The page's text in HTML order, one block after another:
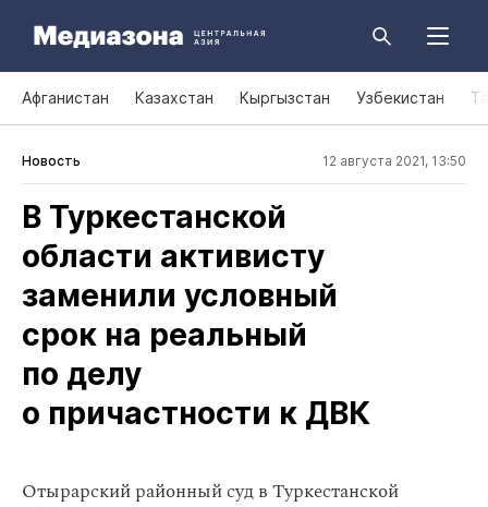
Афганистан Казахстан Кыргызстан Узбекистан
Новость 12 августа 2021, 13:50
В Туркестанской
области активисту
заменили условный
срок на реальный
по делу
о причастности к ДВК
Отырарский районный суд в Туркестанской